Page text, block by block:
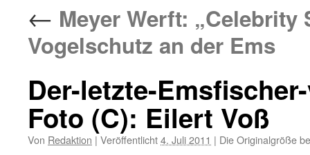
← Meyer Werft:
Vogelschutz an der Ems
Der-letzte-
Foto (C): Eilert Voß
Von Redaktion | Veröffentlicht4. Juli 2011 | Die Originalgröße